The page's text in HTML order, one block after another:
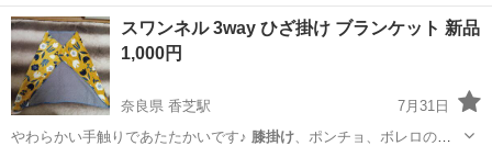
冬用 電…
静岡 浜松市 遠州病院駅 ブランケット
スワンネル 3way ひざ掛け ブランケット 新品
1,000円
奈良県 香芝駅
7月31日
やわらかい手触りであたたかいです♪ 膝掛け、ポンチョ、ボレロの